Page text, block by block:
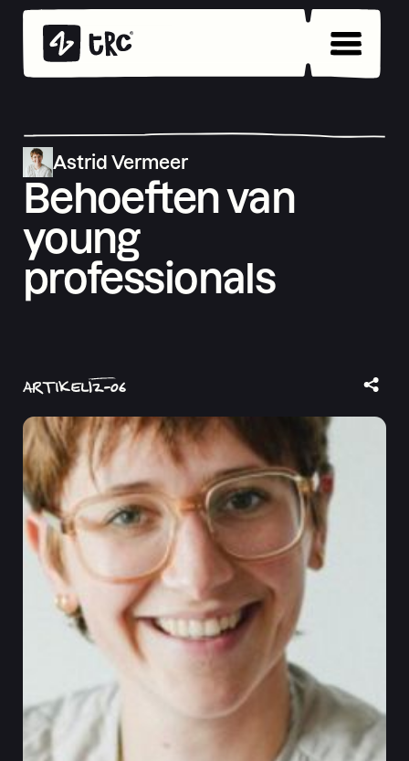
Astrid Vermeer
Behoeften van
young
professionals
ARTIKEL12-06